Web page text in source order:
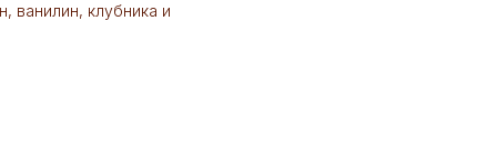
ванилин, клубника и